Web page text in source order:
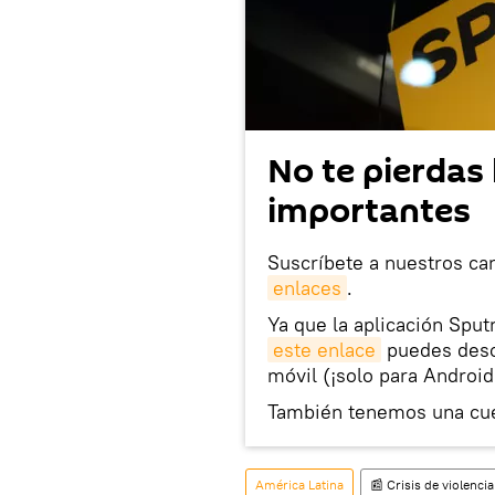
No te
importantes
Suscríbete a nuestros
enlaces .
Ya que la aplicación
este enlace puedes
móvil (¡solo para
También tenemos una
América Latina 📰 Crisis de